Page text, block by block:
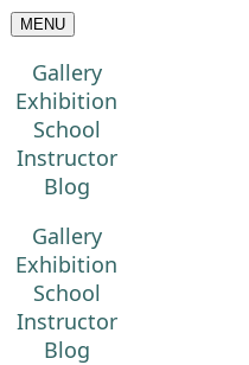
MENU
Gallery
Exhibition
School
Instructor
Blog
Gallery
Exhibition
School
Instructor
Blog